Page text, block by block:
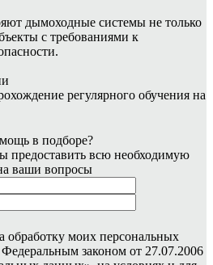
дымоходные системы не только
с требованиями к
регулярного обучения на
в подборе?
предоставить всю необходимую
ваши вопросы
обработку моих персональных
законом от 27.07.2006